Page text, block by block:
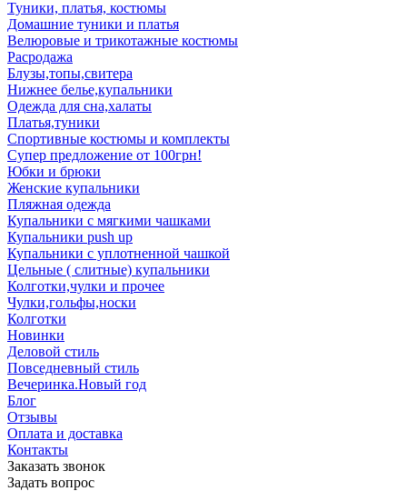
Туники, платья, костюмы
Домашние туники и платья
Велюровые и трикотажные костюмы
Расродажа
Блузы,топы,свитера
Нижнее белье,купальники
Одежда для сна,халаты
Платья,туники
Спортивные костюмы и комплекты
Супер предложение от 100грн!
Юбки и брюки
Женские купальники
Пляжная одежда
Купальники с мягкими чашками
Купальники push up
Купальники с уплотненной чашкой
Цельные ( слитные) купальники
Колготки,чулки и прочее
Чулки,гольфы,носки
Колготки
Новинки
Деловой стиль
Повседневный стиль
Вечеринка.Новый год
Блог
Отзывы
Оплата и доставка
Контакты
Заказать звонок
Задать вопрос